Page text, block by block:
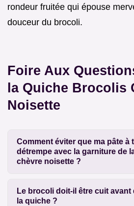
rondeur fruitée qui épouse
douceur du brocoli.
Foire Aux
la Quiche Brocolis
Noisette
Comment éviter que ma pâte à
détrempe avec la garniture de
chèvre noisette ?
Le brocoli doit-il être cuit avant
la quiche ?